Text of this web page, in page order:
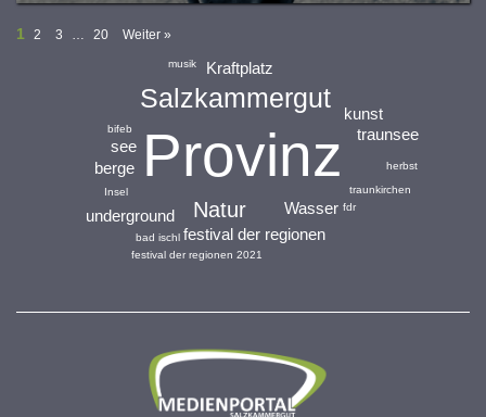
1 2 3 … 20 Weiter »
Provinz
Salzkammergut
Natur Wasser
Kraftplatz
festival der regionen
see
traunsee
berge
underground
kunst
traunkirchen
bifeb
fdr
Insel
festival der regionen 2021
herbst
bad ischl
musik